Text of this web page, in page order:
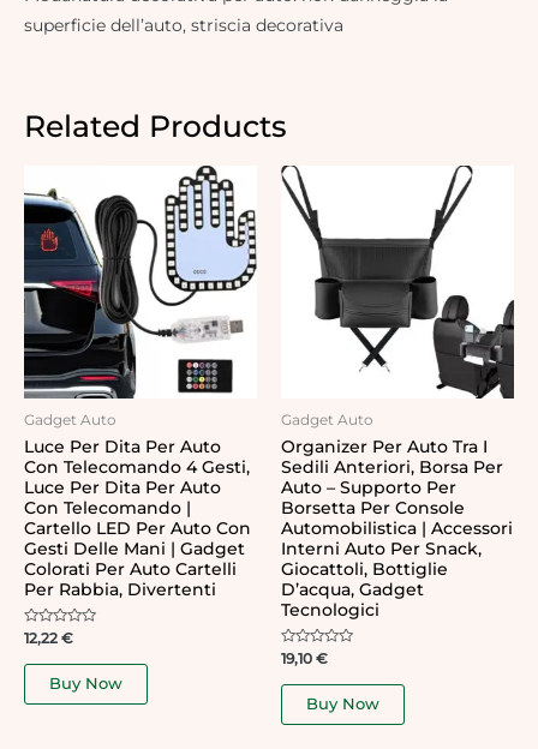
superficie dell’auto, striscia decorativa
Related Products
Gadget Auto
Luce Per Dita Per Auto
Con Telecomando 4 Gesti,
Luce Per Dita Per Auto
Con Telecomando |
Cartello LED Per Auto Con
Gesti Delle Mani | Gadget
Colorati Per Auto Cartelli
Per Rabbia, Divertenti
Rated
out
12,22 €
Buy Now
Gadget Auto
Organizer Per Auto Tra I
Sedili Anteriori, Borsa Per
Auto – Supporto Per
Borsetta Per Console
Automobilistica | Accessori
Interni Auto Per Snack,
Giocattoli, Bottiglie
D’acqua, Gadget
Tecnologici
Rated
out
19,10 €
Buy Now